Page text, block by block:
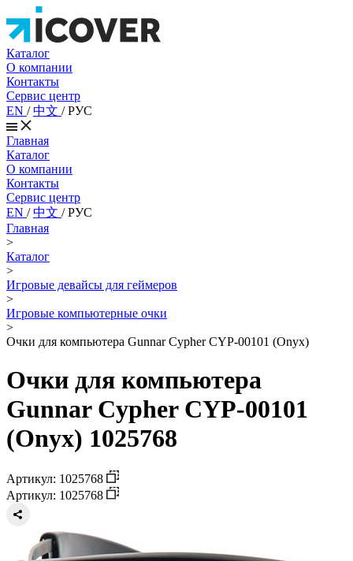
Каталог
О компании
Контакты
Сервис центр
EN /中文 /РУС
Главная
Каталог
О компании
Контакты
Сервис центр
EN /中文 /РУС
Главная
>
Каталог
>
Игровые девайсы для геймеров
>
Игровые компьютерные очки
>
Очки для компьютера Gunnar Cypher CYP-00101 (Onyx)
Очки для компьютера
Gunnar Cypher CYP-00101
(Onyx) 1025768
Артикул: 1025768
Артикул: 1025768